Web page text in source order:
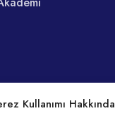
Kullanımı Hakkında
Elinde